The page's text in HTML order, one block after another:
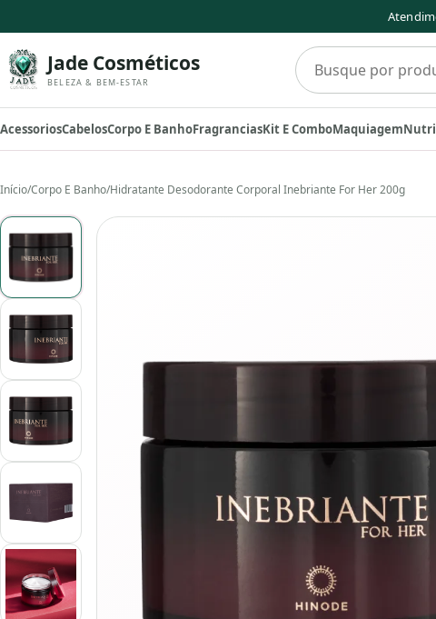
Jade Cosméticos
BELEZA & BEM-ESTAR
Buscar produtos
AcessoriosCabelosCorpo E BanhoFragranciasKit E ComboMaquiagem
Início/Corpo E Banho/Hidratante Desodorante Corporal Inebriante For Her 200g